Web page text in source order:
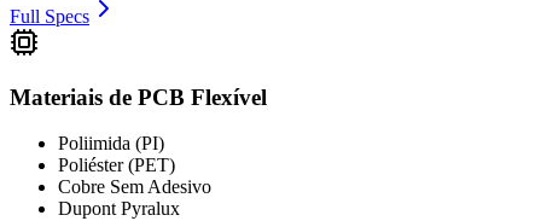
Full Specs
Materiais de PCB Flexível
Poliimida (PI)
Poliéster (PET)
Cobre Sem Adesivo
Dupont Pyralux